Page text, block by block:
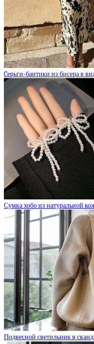
Cерьги-бантики из бисера в
Сумка хобо из натуральной
Подвесной светильник в